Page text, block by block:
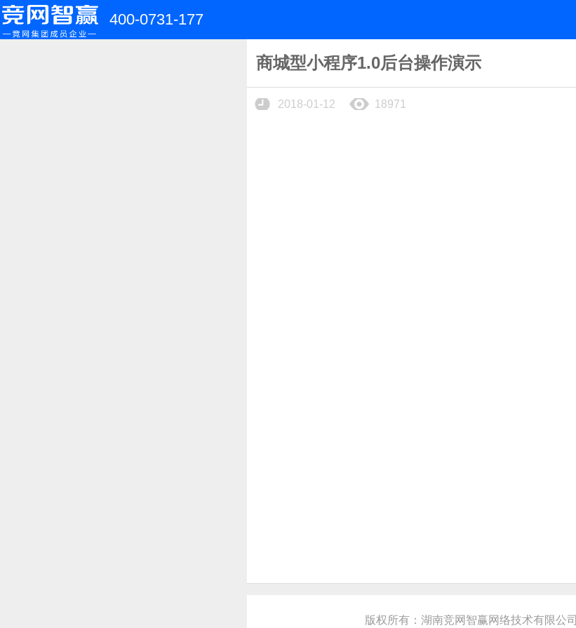
400-0731-177
商城型小程序1.0后台操作演示
2018-01-12 18971
版权所有：湖南竞网智赢网络技术有限公司